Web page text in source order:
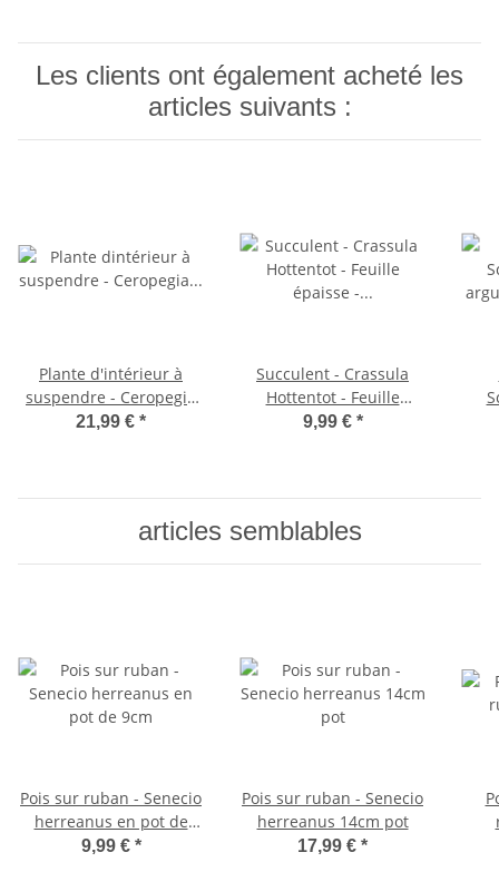
Les clients ont également acheté les
articles suivants :
Plante d'intérieur à
suspendre - Ceropegia
woodii - Fleur de
21,99 € *
Succulent - Crassula
Hottentot - Feuille
épaisse - en pot de
9,99 € *
articles semblables
Pois sur ruban - Senecio
herreanus en pot de
9cm
9,99 € *
Pois sur ruban - Senecio
herreanus 14cm pot
17,99 € *